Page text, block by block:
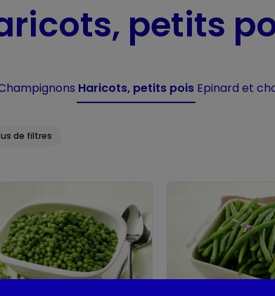
petits
Haricots, petits pois Epinard et
de filtres